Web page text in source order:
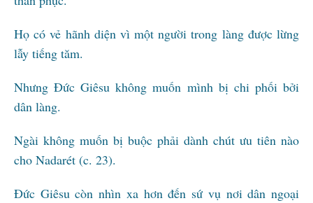
Họ có vẻ hãnh diện vì một người trong làng được lừng
lẫy tiếng tăm.
Nhưng Đức Giêsu không muốn mình bị chi phối bởi
dân làng.
Ngài không muốn bị buộc phải dành chút ưu tiên nào
cho Nadarét (c. 23).
Đức Giêsu còn nhìn xa hơn đến sứ vụ nơi dân ngoại